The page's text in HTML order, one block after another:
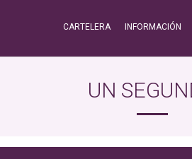
CARTELERA INFORMACIÓN
UN